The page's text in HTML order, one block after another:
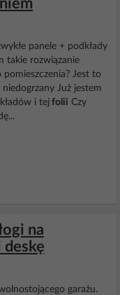
panele + podkłady
takie rozwiązanie
Jest to
Już jestem
i tej folii Czy
na
deskę
garażu.